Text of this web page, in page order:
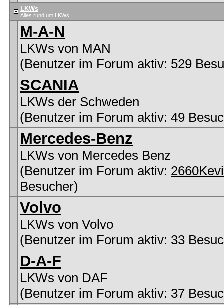
LKWs
Alles rund um LKWs
M-A-N
LKWs von MAN
(Benutzer im Forum aktiv: 529
SCANIA
LKWs der Schweden
(Benutzer im Forum aktiv: 49
Mercedes-Benz
LKWs von Mercedes Benz
(Benutzer im Forum aktiv:
Besucher)
Volvo
LKWs von Volvo
(Benutzer im Forum aktiv: 33
D-A-F
LKWs von DAF
(Benutzer im Forum aktiv: 37